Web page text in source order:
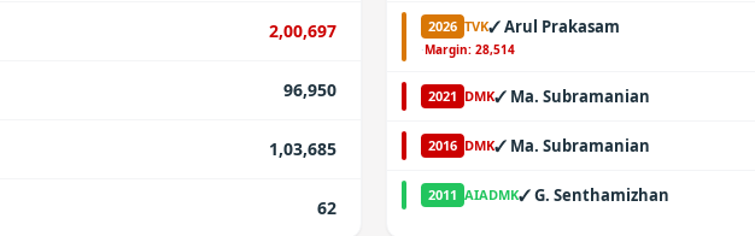
2,00,697
96,950
1,03,685
62
2026 TVK✓Arul Prakasam
·Margin: 28,514
2021 DMK✓ Ma. Subramanian
2016 DMK✓ Ma. Subramanian
2011 AIADMK✓G. Senthamizhan